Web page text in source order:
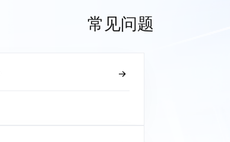
常见问题